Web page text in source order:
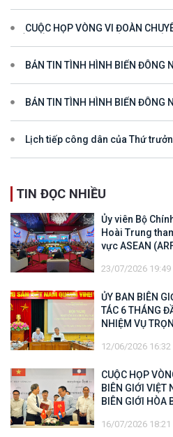
CUỘC HỌP VÒNG VI ĐOÀN
TRIỂN
BẢN TIN TÌNH HÌNH BIỂN ĐÔNG
BẢN TIN TÌNH HÌNH BIỂN ĐÔNG
Lịch tiếp công dân của Thứ
TIN ĐỌC NHIỀU
Ủy viên Bộ
Hoài Trung
vực ASEAN
23/07/2026 19:49
ỦY BAN BIÊN
TÁC 6 THÁNG
NHIỆM VỤ
12/06/2026 16:32
CUỘC HỌP
BIÊN GIỚI VIỆT
BIÊN GIỚI HÒA
16/07/2026 18:21